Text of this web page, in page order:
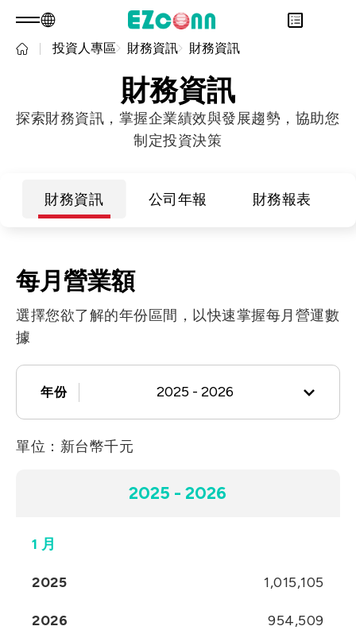
TW 產品諮詢
Overview
關於我們
最新消息
Overview
利害關係人
問卷調查表單
投資人專區
股東專區
聯絡諮詢
光通訊產品
RF 產品
Overview
衛星通訊
5G
寬頻
Future TOGETHER
隱私權合作夥伴連結
聯絡我們
Inquiry@ezconn.com
投資人專區 財務資訊 財務資訊
財務資訊
探索財務資訊，掌握企業績效與發展趨勢，協助您
制定投資決策
財務資訊 公司年報 財務報表
每月營業額
選擇您欲了解的年份區間，以快速掌握每月營運數
據
年份 2025 - 2026
2024 - 2025
單位：新台幣千元
2025 - 2026
1 月
2025 1,015,105
2026 954,509